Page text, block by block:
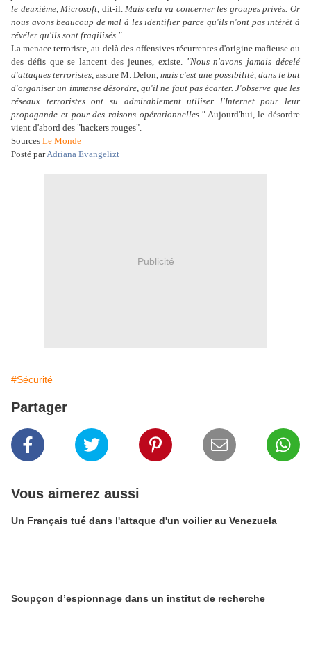
le deuxième, Microsoft, dit-il.Mais cela va concerner les groupes privés. Or
nous avons beaucoup de mal à les identifier parce qu'ils n'ont pas intérêt à
révéler qu'ils sont fragilisés."
La menace terroriste, au-delà des offensives récurrentes d'origine mafieuse ou
des défis que se lancent des jeunes, existe. "Nous n'avons jamais décelé
d'attaques terroristes, assure M. Delon, mais c'est une possibilité, dans le but
d'organiser un immense désordre, qu'il ne faut pas écarter. J'observe que les
réseaux terroristes ont su admirablement utiliser l'Internet pour leur
propagande et pour des raisons opérationnelles."Aujourd'hui, le désordre
vient d'abord des "hackers rouges".
Sources Le Monde
Posté parAdriana Evangelizt
Publicité
#Sécurité
Partager
Vous aimerez aussi
Un Français tué dans l'attaque d'un voilier au Venezuela
Soupçon d’espionnage dans un institut de recherche